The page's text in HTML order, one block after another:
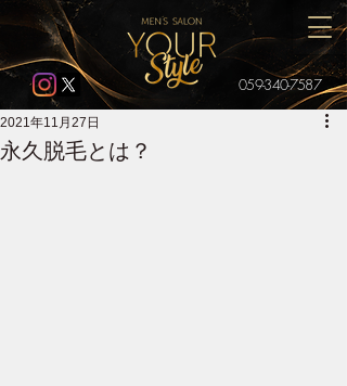
059-340-7587
永久脱毛とは？
2021年11月27日